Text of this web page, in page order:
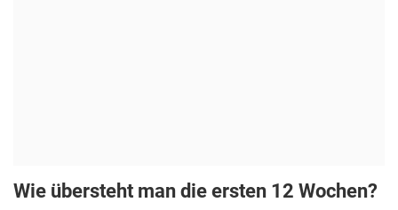
Wie übersteht man die ersten 12 Wochen?